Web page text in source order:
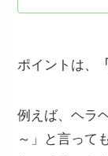
ポイントは、
例えば、ヘラ
～」と言って